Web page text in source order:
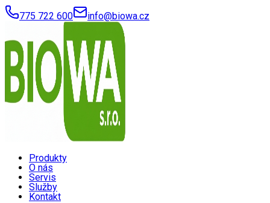
775 722 600 info@biowa.cz
Produkty
O nás
Servis
Služby
Kontakt